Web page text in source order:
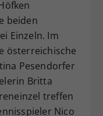
beiden
Einzeln. Im
österreichische
Pesendorfer
Britta
treffen
Nico